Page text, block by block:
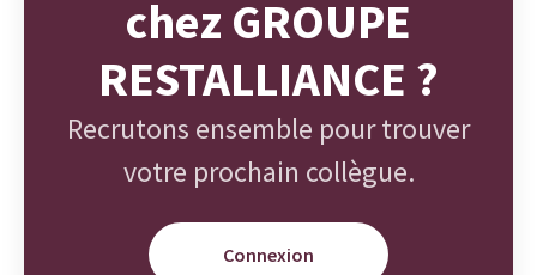
chez GROUPE
RESTALLIANCE ?
Recrutons ensemble pour trouver
votre prochain collègue.
Connexion